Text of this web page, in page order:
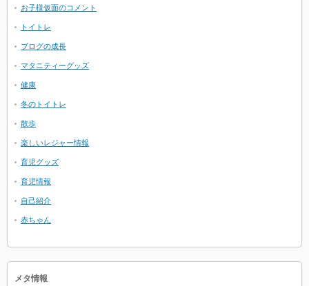
お子様仮面のコメント
トイトレ
ブログの成長
マタニティーグッズ
健康
冬のトイトレ
散歩
楽しいレジャー情報
育児グッズ
育児情報
自己紹介
赤ちゃん
メタ情報